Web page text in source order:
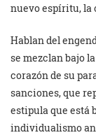
nuevo espíritu, la
Hablan del
se mezclan bajo
corazón de su
sanciones, que
estipula que está
individualismo